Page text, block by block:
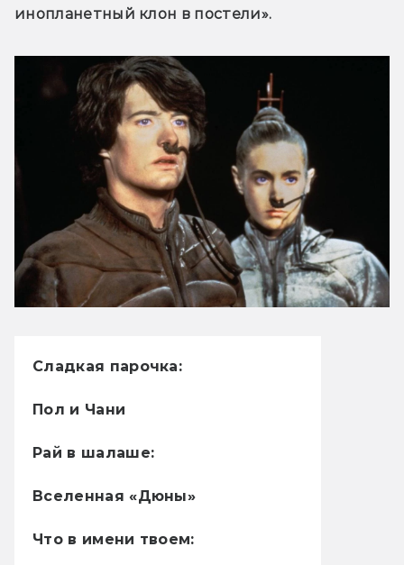
инопланетный клон в постели».
Сладкая парочка:
Пол и Чани
Рай в шалаше:
Вселенная «Дюны»
Что в имени твоем: